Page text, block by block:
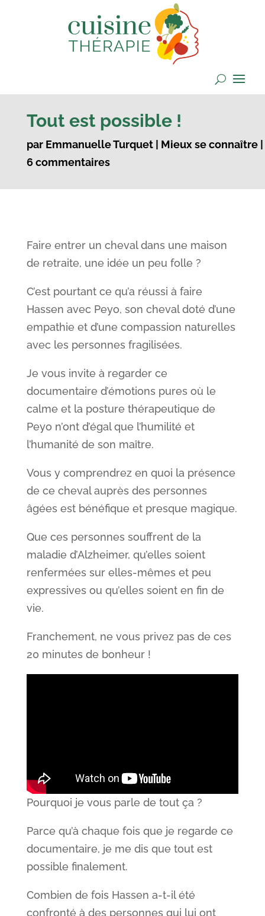
Tout est possible !
par Emmanuelle Turquet| Mieux se connaître|
6 commentaires
Faire entrer un cheval dans une maison
de retraite, une idée un peu folle ?
C’est pourtant ce qu’a réussi à faire
Hassen avec Peyo, son cheval doté d’une
empathie et d’une compassion naturelles
avec les personnes fragilisées.
Je vous invite à regarder ce
documentaire d’émotions pures où le
calme et la posture thérapeutique de
Peyo n’ont d’égal que l’humilité et
l’humanité de son maître.
Vous y comprendrez en quoi la présence
de ce cheval auprès des personnes
âgées est bénéfique et presque magique.
Que ces personnes souffrent de la
maladie d’Alzheimer, qu’elles soient
renfermées sur elles-mêmes et peu
expressives ou qu’elles soient en fin de
vie.
Franchement, ne vous privez pas de ces
20 minutes de bonheur !
Pourquoi je vous parle de tout ça ?
Parce qu’à chaque fois que je regarde ce
documentaire, je me dis que tout est
possible finalement.
Combien de fois Hassen a-t-il été
confronté à des personnes qui lui ont